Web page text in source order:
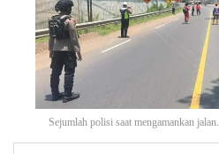
Sejumlah polisi saat mengamankan jalan.